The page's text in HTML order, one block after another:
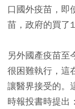
口國外疫苗，即
苗，政府的買了
另外國產疫苗至
很困難執行，這
讓醫界接受的。
時報投書時提出